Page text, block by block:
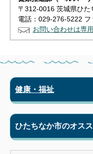
〒312-0016 茨城県ひ
電話：029-276-5222
お問い合わせは専
健康・福祉
ひたちなか市のオス